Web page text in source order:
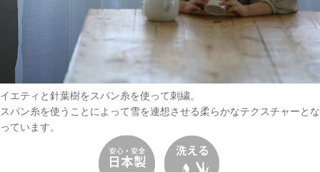
イエティと針葉樹をスパン糸を使って刺繍。
スパン糸を使うことによって雪を連想させる柔らかなテクスチャーとな
っています。